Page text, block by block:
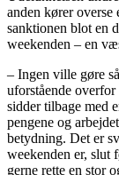
anden kører
sanktionen blot en
weekenden – en
– Ingen ville gøre
uforstående overfor
sidder tilbage med
pengene og
betydning. Det er
weekenden er, slut
gerne rette en stor